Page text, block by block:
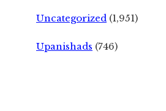
Uncategorized (1,951)
Upanishads (746)